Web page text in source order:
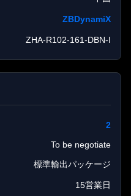
ZBDynamiX
ZHA-R102-161-DBN-I
2
To be negotiate
標準輸出パッケージ
15営業日